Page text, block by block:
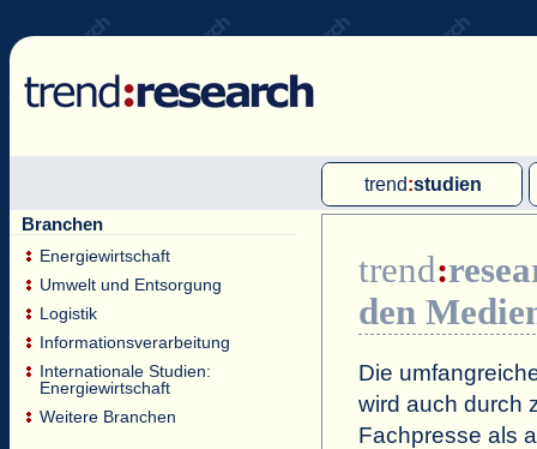
trend:studien
Single-Client-Studien
Internationale Markt Reports
Branchen
Energiewirtschaft
Umwelt und Entsorgung
Logistik
Informationsverarbeitung
Internationale Studien:
Energiewirtschaft
Weitere Branchen
trend:
den
Die
wird auch durch
Fachpresse als